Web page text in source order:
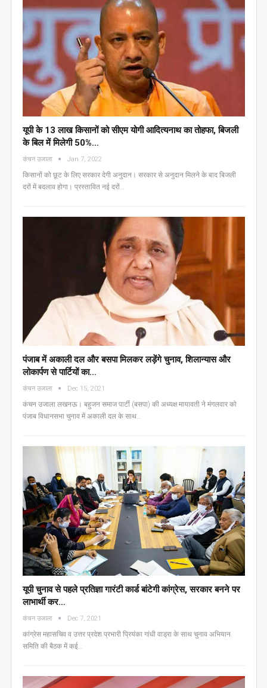
यूपी के 13 लाख किसानों को सीएम योगी आद‍ित्‍यनाथ का तोहफा, ब‍िजली
के ब‍िल में म‍िलेगी 50%…
कंचन उजाला Jan 7, 2022
किसानों को छूट के लिए सरकार देगी अनुदान। सरकार से अनुदान मिलने के बाद बिजली
दरों में बदलाव होगा। प्रस्तावित नई दरों…
पंजाब में अकाली दल और बसपा मिलकर लड़ेंगे चुनाव, शिलान्यास और
लोकार्पण से पार्टियों का…
कंचन उजाला Dec 15, 2021
कंचन उजाला लखनऊ। बहुजन समाज पार्टी (बसपा) की अध्यक्ष मायावती ने मंगलवार को
पंजाब विधानसभा चुनाव में अकाली दल के साथ…
यूपी चुनाव से पहले प्रतिज्ञा गारंटी कार्ड बांटेगी कांग्रेस, सरकार बनने पर
लाभार्थी कर…
कंचन उजाला Dec 7, 2021
कांग्रेस महासचिव व उत्तर प्रदेश प्रभारी प्रियंका गांधी वाड्रा के साथ चुनाव अभियान
समिति की बैठक में कई…